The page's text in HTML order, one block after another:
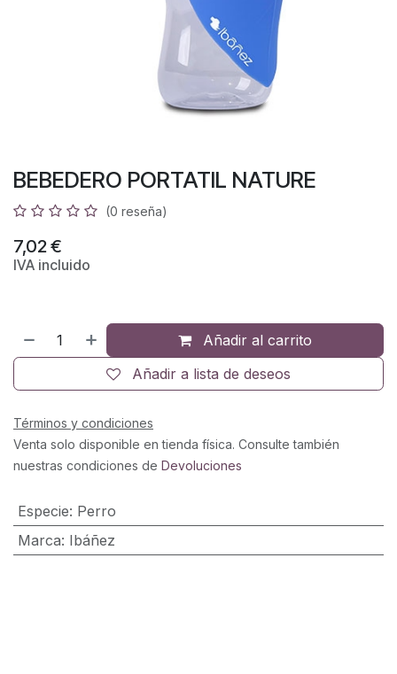
BEBEDERO PORTATIL NATURE
(0 reseña)
7,02€
IVA incluido
Añadir al carrito
Añadir a lista de deseos
Términos y condiciones
Venta solo disponible en tienda física. Consulte también
nuestras condiciones de Devoluciones
Especie: Perro
Marca: Ibáñez